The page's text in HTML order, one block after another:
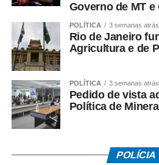
Já nas compras realizadas
comercial, como pela internet,
consumidor conta com o direito
legislação garante o
sete dias após a contratação
produto, com direito à devolução
legal. O prazo para reclamação
Governo de MT e
POLÍTICA 3 semanas atrás
Rio de Janeiro
Agricultura e de
POLÍTICA 3 semanas atrás
Pedido de vista
Política de
POLÍCIA